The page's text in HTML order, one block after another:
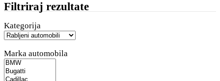
Filtriraj rezultate
Kategorija
Marka automobila